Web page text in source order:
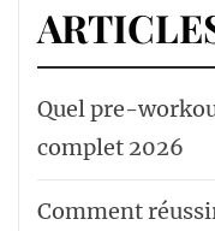
Quel pre-
complet 2026
Comment